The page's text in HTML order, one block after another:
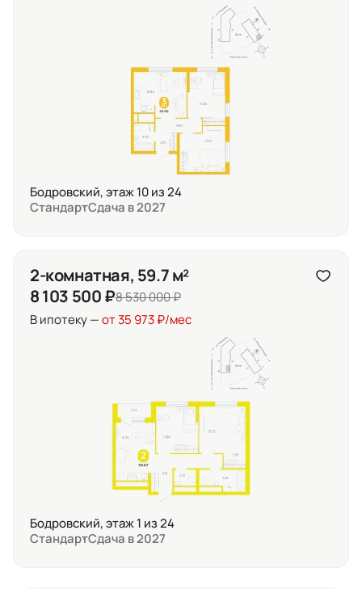
Бодровский, этаж 10 из 24
СтандартСдача в 2027
2-комнатная, 59.7 м²
8 103 500 ₽8 530 000 ₽
В ипотеку —от 35 973 ₽/мес
Бодровский, этаж 1 из 24
СтандартСдача в 2027